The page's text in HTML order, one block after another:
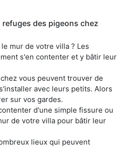
des pigeons chez
mur de votre villa ? Les
s'en contenter et y bâtir leur
vous peuvent trouver de
avec leurs petits. Alors
sur vos gardes.
d'une simple fissure ou
de votre villa pour bâtir leur
lieux qui peuvent